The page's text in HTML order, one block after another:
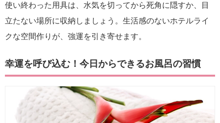
使い終わった用具は、水気を切ってから死角に隠すか、目
立たない場所に収納しましょう。生活感のないホテルライ
クな空間作りが、強運を引き寄せます。
幸運を呼び込む！今日からできるお風呂の習慣